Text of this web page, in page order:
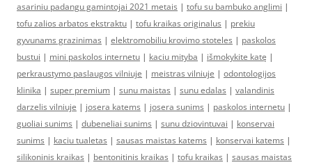
asariniu padangu gamintojai 2021 metais | tofu su bambuko anglimi |
tofu zalios arbatos ekstraktu | tofu kraikas originalus | prekiu
gyvunams grazinimas | elektromobiliu krovimo stoteles | paskolos
bustui | mini paskolos internetu | kaciu mityba | išmokykite katę |
perkraustymo paslaugos vilniuje | meistras vilniuje | odontologijos
klinika | super premium | sunu maistas | sunu edalas | valandinis
darzelis vilniuje | josera katems | josera sunims | paskolos internetu |
guoliai sunims | dubeneliai sunims | sunu dziovintuvai | konservai
sunims | kaciu tualetas | sausas maistas katems | konservai katems |
silikoninis kraikas | bentonitinis kraikas | tofu kraikas | sausas maistas